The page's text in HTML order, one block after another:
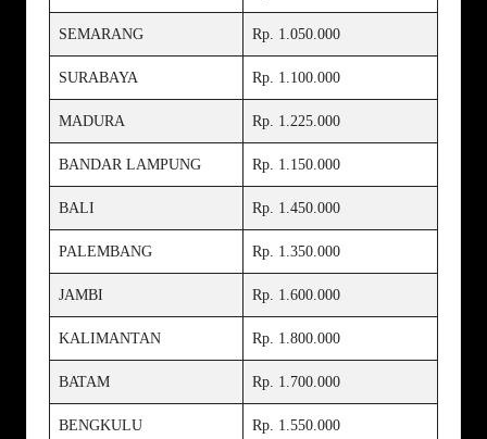
SEMARANG Rp. 1.050.000
SURABAYA Rp. 1.100.000
MADURA Rp. 1.225.000
BANDAR LAMPUNG Rp. 1.150.000
BALI Rp. 1.450.000
PALEMBANG Rp. 1.350.000
JAMBI Rp. 1.600.000
KALIMANTAN Rp. 1.800.000
BATAM Rp. 1.700.000
BENGKULU Rp. 1.550.000